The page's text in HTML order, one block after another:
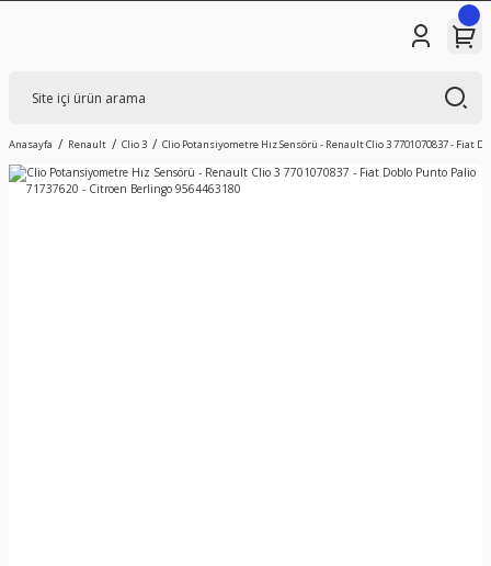
Anasayfa Renault Clio 3 Clio Potansiyometre Hız Sensörü - Renault Clio 3 7701070837 - Fiat